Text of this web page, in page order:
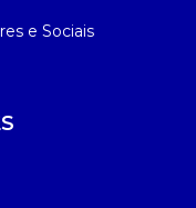
e Sociais